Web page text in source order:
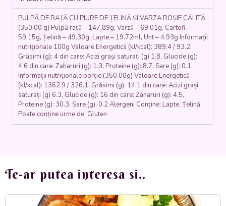
ROȘIE
CĂLITĂ
(pulpa
rata,
telina,
cartofi,
lapte,
varza
rosie)
gr.
PULPĂ DE RAȚĂ CU PIURE DE ȚELINĂ ȘI VARZA ROȘIE CĂLITĂ
(350.00 g) Pulpă rață – 147.89g, Varză – 69.01g, Cartofi –
59.15g, Țelină – 49.30g, Lapte – 19.72ml, Unt – 4.93g Informații
nutriționale 100g Valoare Energetică (kJ/kcal): 389.4 / 93.2,
Grăsimi (g): 4 din care: Acizi grași saturați (g) 1.8, Glucide (g):
4.6 din care: Zaharuri (g): 1.3, Proteine (g): 8.7, Sare (g): 0.1
Informații nutriționale porție (350.00g) Valoare Energetică
(kJ/kcal): 1362.9 / 326.1, Grăsimi (g): 14.1 din care: Acizi grași
saturați (g) 6.3, Glucide (g): 16 din care: Zaharuri (g): 4.5,
Proteine (g): 30.3, Sare (g): 0.2 Alergeni Conține: Lapte, Țelină
Poate conține urme de: Gluten
Te-ar putea interesa si..